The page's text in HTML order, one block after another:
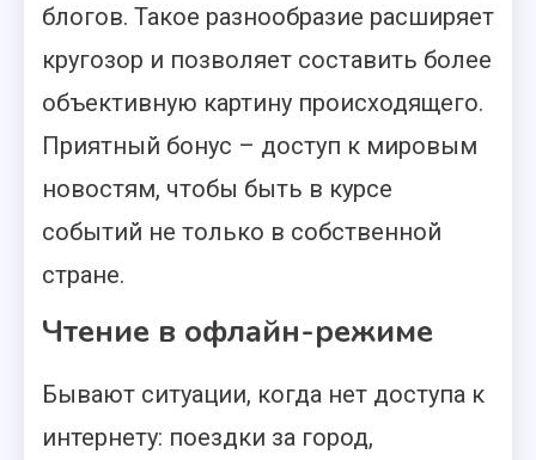
блогов. Такое разнообразие расширяет
кругозор и позволяет составить более
объективную картину происходящего.
Приятный бонус – доступ к мировым
новостям, чтобы быть в курсе
событий не только в собственной
стране.
Чтение в офлайн-режиме
Бывают ситуации, когда нет доступа к
интернету: поездки за город,